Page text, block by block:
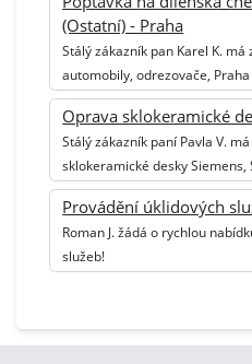
(Ostatní) - Praha
Stálý zákazník pan Karel K.
automobily, odrezovače,
Oprava sklokeramické
Stálý zákazník paní Pavla V.
sklokeramické desky Siemens,
Provádění úklidových
Roman J. žádá o rychlou
služeb!